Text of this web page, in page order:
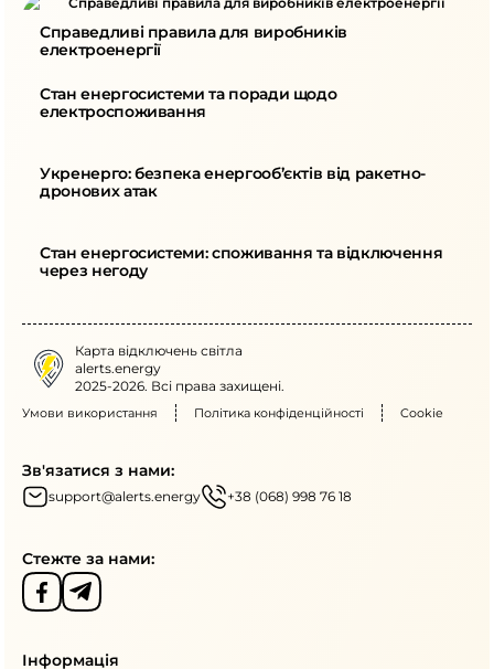
Справедливі правила для виробників
електроенергії
Стан енергосистеми та поради щодо
електроспоживання
Укренерго: безпека енергооб’єктів від ракетно-
дронових атак
Стан енергосистеми: споживання та відключення
через негоду
Карта відключень світла
alerts.energy
2025-2026. Всі права захищені.
Умови використання Політика конфіденційності Cookie
Зв'язатися з нами:
support@alerts.energy +38 (068) 998 76 18
Стежте за нами:
Інформація